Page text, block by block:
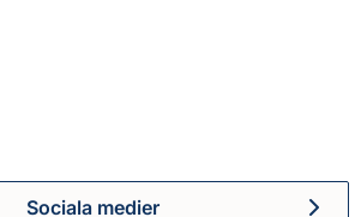
civilt försvar på
civilt försvar på
civilt försvar på
Sociala medier